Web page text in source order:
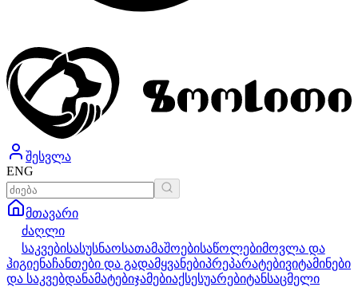
შესვლა
ENG
მთავარი
ძაღლი
საკვებისასუსნაოსათამაშოებისაწოლებიმოვლა და
ჰიგიენაჩანთები და გადამყვანებიპრეპარატებივიტამინები
და საკვებდანამატებიჯამებიაქსესუარებიტანსაცმელი